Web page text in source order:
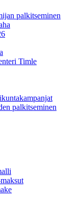
palkitseminen
Timle
palkitseminen